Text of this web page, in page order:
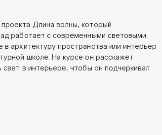
Длина волны, который
работает с современными световыми
архитектуру пространства или интерьер
школе. На курсе он расскажет
свет в интерьере, чтобы он подчеркивал